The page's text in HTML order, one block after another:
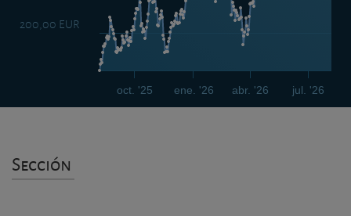
ene. '26 jul. '26
oct. '25 abr. '26
200,00 EUR
Sección